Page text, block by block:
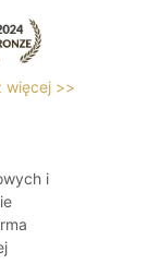
więcej >>
i